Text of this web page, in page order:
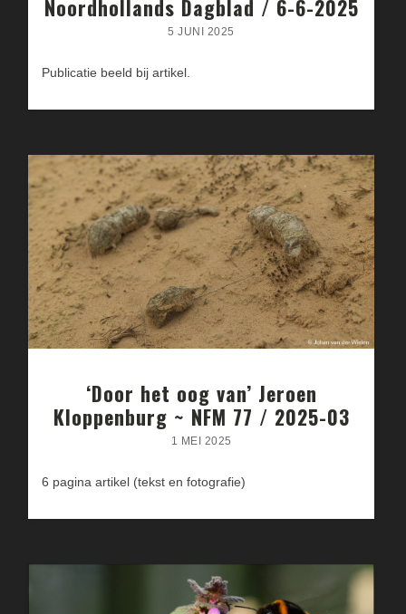
Noordhollands Dagblad / 6-6-2025
5 JUNI 2025
Publicatie beeld bij artikel.
‘Door het oog van’ Jeroen
Kloppenburg ~ NFM 77 / 2025-03
1 MEI 2025
6 pagina artikel (tekst en fotografie)